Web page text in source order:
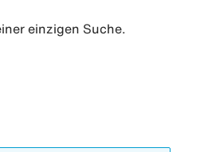
einzigen Suche.